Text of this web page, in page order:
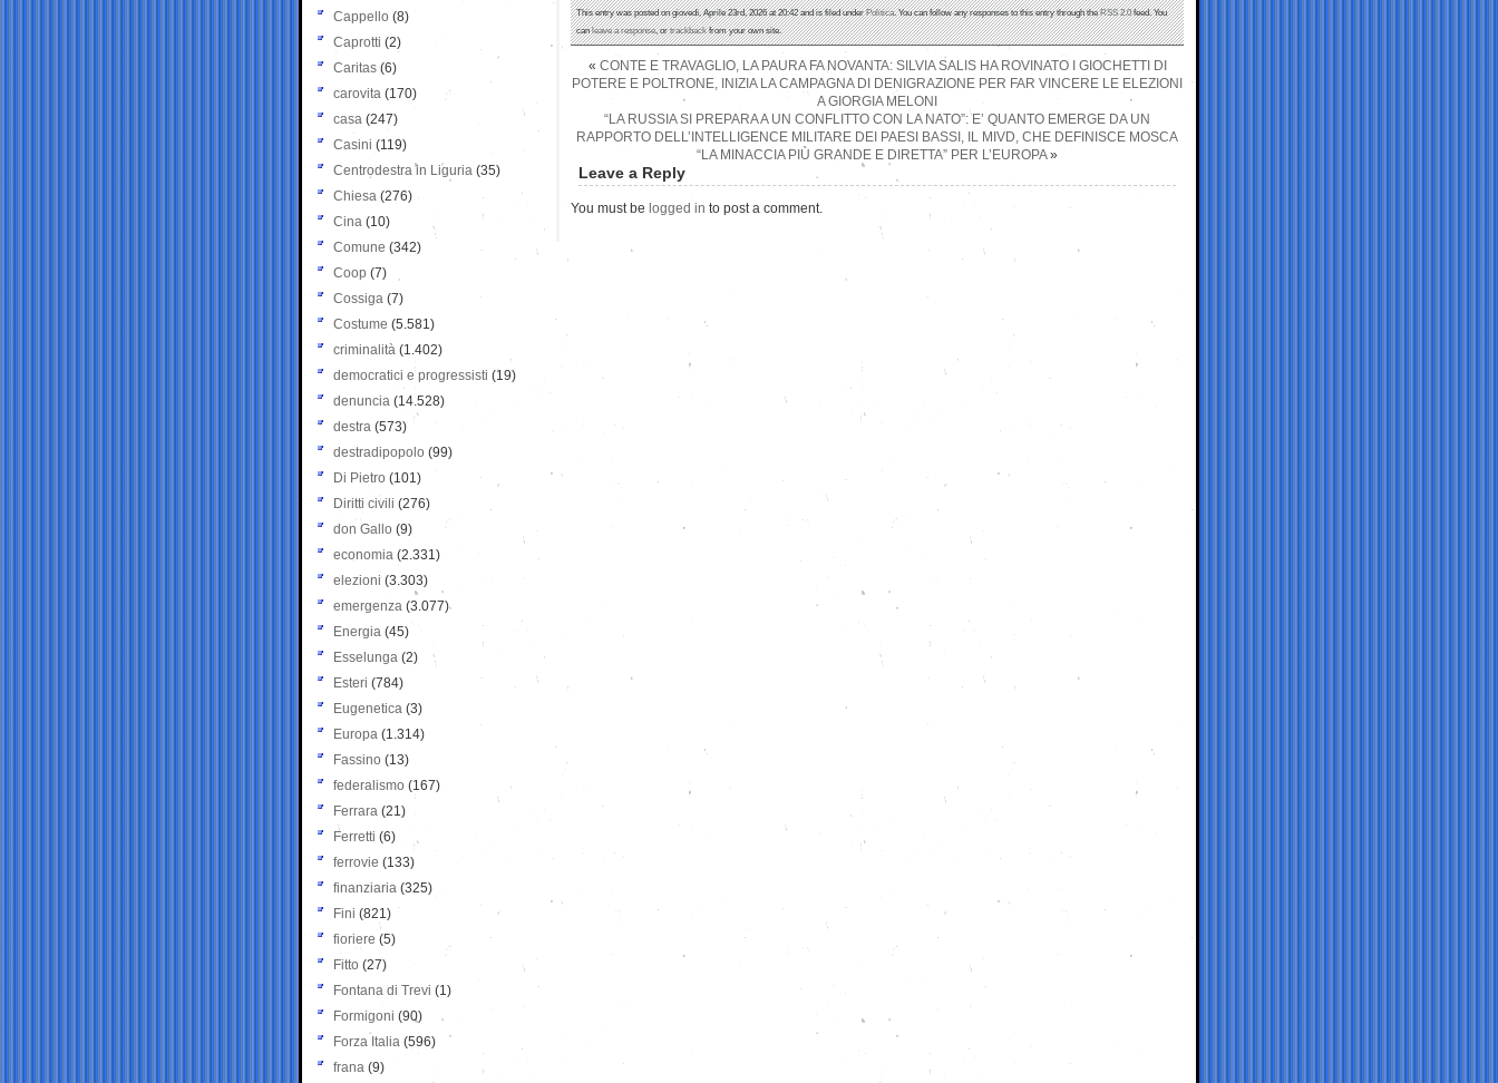
This entry was posted on giovedì, Aprile 23rd, 2026 at 20:42 and is filed underPolitica. You can follow any responses to this entry through theRSS 2.0feed. You
canleave a response, ortrackbackfrom your own site.
« CONTE E TRAVAGLIO, LA PAURA FA NOVANTA: SILVIA SALIS HA ROVINATO I GIOCHETTI DI
POTERE E POLTRONE, INIZIA LA CAMPAGNA DI DENIGRAZIONE PER FAR VINCERE LE ELEZIONI
A GIORGIA MELONI
“LA RUSSIA SI PREPARA A UN CONFLITTO CON LA NATO”: E’ QUANTO EMERGE DA UN
RAPPORTO DELL’INTELLIGENCE MILITARE DEI PAESI BASSI, IL MIVD, CHE DEFINISCE MOSCA
“LA MINACCIA PIÙ GRANDE E DIRETTA” PER L’EUROPA»
Leave a Reply
You must be logged in to post a comment.
Cappello (8)
Caprotti (2)
Caritas (6)
carovita (170)
casa (247)
Casini (119)
Centrodestra in Liguria (35)
Chiesa (276)
Cina (10)
Comune (342)
Coop (7)
Cossiga (7)
Costume (5.581)
criminalità (1.402)
democratici e progressisti (19)
denuncia (14.528)
destra (573)
destradipopolo (99)
Di Pietro (101)
Diritti civili (276)
don Gallo (9)
economia (2.331)
elezioni (3.303)
emergenza (3.077)
Energia (45)
Esselunga (2)
Esteri (784)
Eugenetica (3)
Europa (1.314)
Fassino (13)
federalismo (167)
Ferrara (21)
Ferretti (6)
ferrovie (133)
finanziaria (325)
Fini (821)
fioriere (5)
Fitto (27)
Fontana di Trevi (1)
Formigoni (90)
Forza Italia (596)
frana (9)